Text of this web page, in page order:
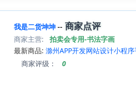
我是二货坤坤 -- 商家点评
商家主营:
拍卖会专用-书法字画
最新商品: 滁州APP开发网站设计小程
商家评级：
0